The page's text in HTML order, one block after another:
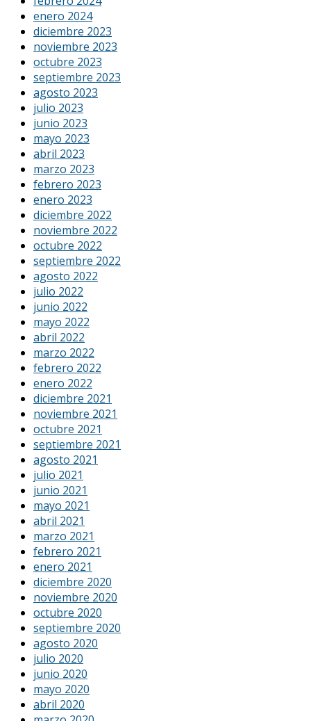
enero 2024
diciembre 2023
noviembre 2023
octubre 2023
septiembre 2023
agosto 2023
julio 2023
junio 2023
mayo 2023
abril 2023
marzo 2023
febrero 2023
enero 2023
diciembre 2022
noviembre 2022
octubre 2022
septiembre 2022
agosto 2022
julio 2022
junio 2022
mayo 2022
abril 2022
marzo 2022
febrero 2022
enero 2022
diciembre 2021
noviembre 2021
octubre 2021
septiembre 2021
agosto 2021
julio 2021
junio 2021
mayo 2021
abril 2021
marzo 2021
febrero 2021
enero 2021
diciembre 2020
noviembre 2020
octubre 2020
septiembre 2020
agosto 2020
julio 2020
junio 2020
mayo 2020
abril 2020